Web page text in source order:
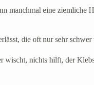
manchmal eine ziemliche
die oft nur sehr
wischt, nichts hilft, der